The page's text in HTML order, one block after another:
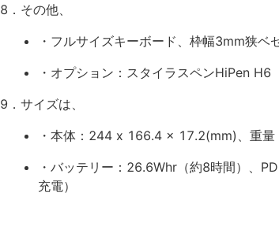
8．その他、
・フルサイズキーボード、枠幅3mm狭ベ
・オプション：スタイラスペンHiPen H6
9．サイズは、
・本体：244 x 166.4 x 17.2(mm)、重
・バッテリー：26.6Whr（約8時間）、
充電）